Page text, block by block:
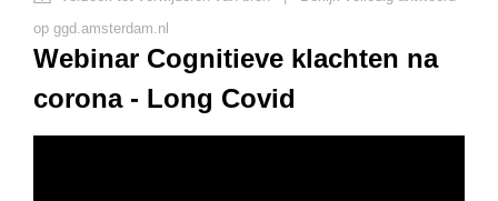
op ggd.amsterdam.nl
Webinar Cognitieve klachten na
corona - Long Covid